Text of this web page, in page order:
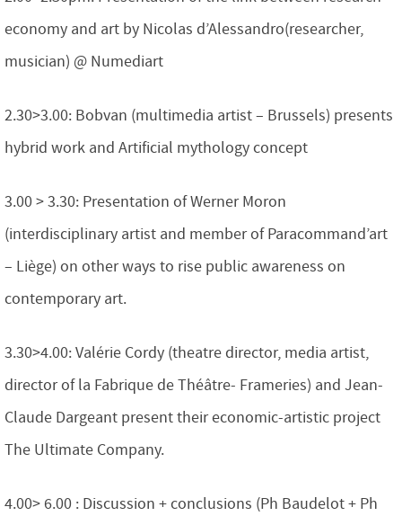
economy and art by Nicolas d’Alessandro(researcher,
musician) @ Numediart
2.30>3.00: Bobvan (multimedia artist – Brussels) presents
hybrid work and Artificial mythology concept
3.00 > 3.30: Presentation of Werner Moron
(interdisciplinary artist and member of Paracommand’art
– Liège) on other ways to rise public awareness on
contemporary art.
3.30>4.00: Valérie Cordy (theatre director, media artist,
director of la Fabrique de Théâtre- Frameries) and Jean-
Claude Dargeant present their economic-artistic project
The Ultimate Company.
4.00> 6.00 : Discussion + conclusions (Ph Baudelot + Ph